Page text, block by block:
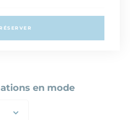
en mode
RÉSERVER